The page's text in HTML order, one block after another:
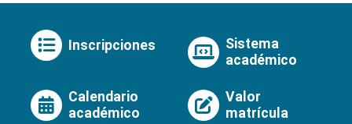
Inscripciones
Sistema
académico
Calendario
académico
Valor
matrícula